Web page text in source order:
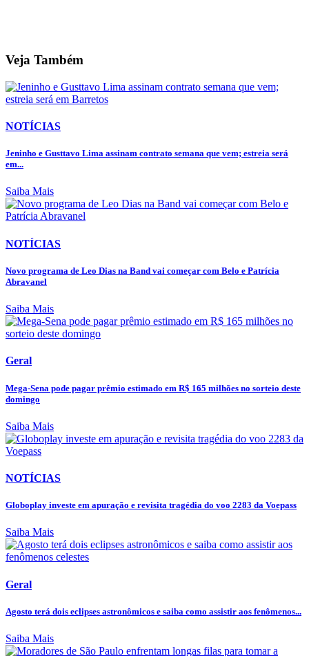
Veja Também
NOTÍCIAS
Jeninho e Gusttavo Lima assinam contrato semana que vem; estreia será
em...
Saiba Mais
NOTÍCIAS
Novo programa de Leo Dias na Band vai começar com Belo e Patrícia
Abravanel
Saiba Mais
Geral
Mega-Sena pode pagar prêmio estimado em R$ 165 milhões no sorteio deste
domingo
Saiba Mais
NOTÍCIAS
Globoplay investe em apuração e revisita tragédia do voo 2283 da Voepass
Saiba Mais
Geral
Agosto terá dois eclipses astronômicos e saiba como assistir aos fenômenos...
Saiba Mais